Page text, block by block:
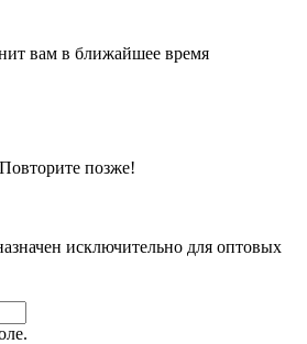
вам в ближайшее время
позже!
исключительно для оптовых